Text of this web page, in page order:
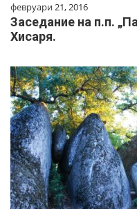
февруари 21, 2016
Заседание на п.п.
Хисаря.